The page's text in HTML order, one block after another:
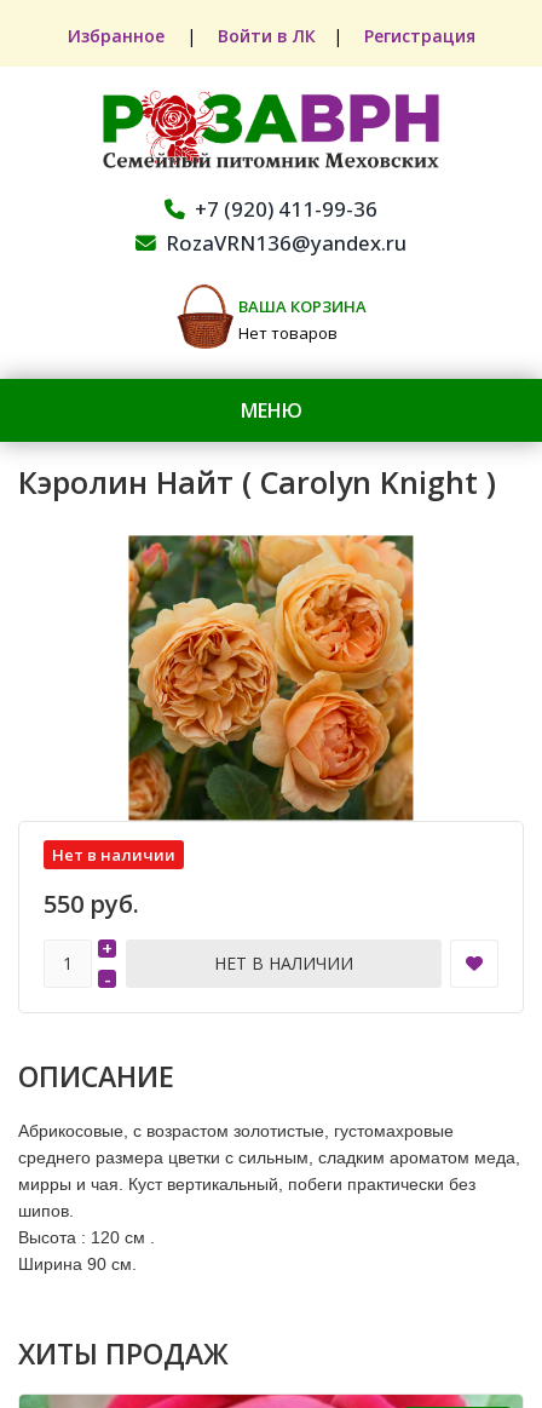
Избранное | Войти в ЛК | Регистрация
+7 (920) 411-99-36
RozaVRN136@yandex.ru
ВАША КОРЗИНА
Нет товаров
МЕНЮ
Кэролин Найт ( Carolyn Knight )
Нет в наличии
550 руб.
-
+
НЕТ В НАЛИЧИИ
ОПИСАНИЕ
Абрикосовые, с возрастом золотистые, густомахровые
среднего размера цветки с сильным, сладким ароматом меда,
мирры и чая. Куст вертикальный, побеги практически без
шипов.
Высота : 120 см .
Ширина 90 см.
ХИТЫ ПРОДАЖ